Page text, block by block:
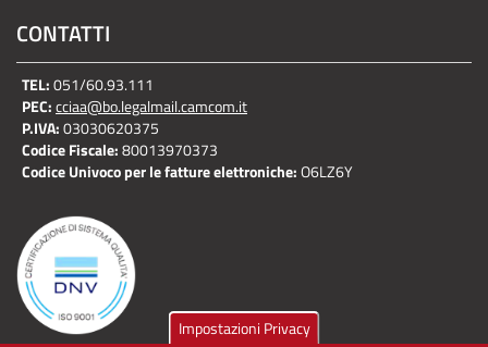
CONTATTI
TEL:051/60.93.111
PEC:cciaa@bo.legalmail.camcom.it
P.IVA:03030620375
Codice Fiscale:80013970373
Codice Univoco per le fatture elettroniche:O6LZ6Y
Impostazioni Privacy